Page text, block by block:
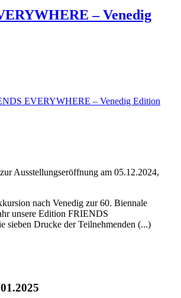
– Venedig
Ausstellungseröffnung am 05.12.2024,
nach Venedig zur 60. Biennale
unsere Edition FRIENDS
Drucke der Teilnehmenden (...)